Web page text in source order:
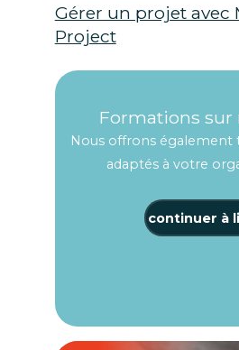
Gérer un projet avec
Project
Formations sur
Nous offrons également
adaptés à votre
continuer à